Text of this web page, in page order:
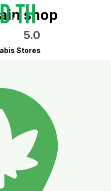
shop
5.0
Stores